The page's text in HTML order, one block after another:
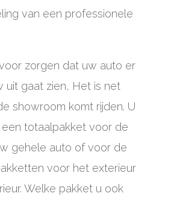
van een professionele
zorgen dat uw auto er
uit gaat zien, Het is net
showroom komt rijden. U
een totaalpakket voor de
gehele auto of voor de
voor het exterieur
Welke pakket u ook